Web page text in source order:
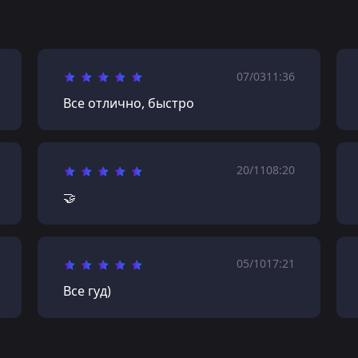
07/0311:36
Все отлично, быстро
20/1108:20
🤝
05/1017:21
Все гуд)